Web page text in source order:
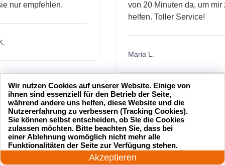
empfehlen.
von 20 Minuten da, um mir zu
helfen. Toller Service!
Maria L.
24 Stunden am Tag
Akzeptieren
Wir nutzen Cookies auf unserer Website. Einige von
ihnen sind essenziell für den Betrieb der Seite,
während andere uns helfen, diese Website und die
Nutzererfahrung zu verbessern (Tracking Cookies).
Sie können selbst entscheiden, ob Sie die Cookies
zulassen möchten. Bitte beachten Sie, dass bei
einer Ablehnung womöglich nicht mehr alle
Funktionalitäten der Seite zur Verfügung stehen.